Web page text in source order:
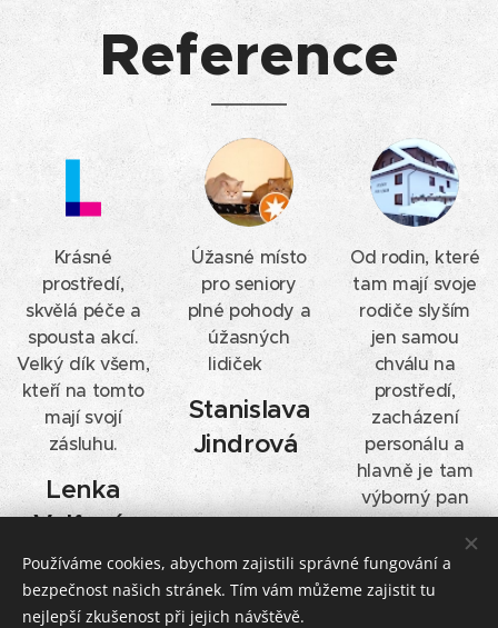
Reference
Krásné
prostředí,
skvělá péče a
spousta akcí.
Velký dík všem,
kteří na tomto
mají svojí
zásluhu.
Lenka
Volfová
Úžasné místo
pro seniory
plné pohody a
úžasných
lidiček 👍
Stanislava
Jindrová
Od rodin, které
tam mají svoje
rodiče slyším
jen samou
chválu na
prostředí,
zacházení
personálu a
hlavně je tam
výborný pan
ředitel.
Marie
Eliášová
Používáme cookies, abychom zajistili správné fungování a
bezpečnost našich stránek. Tím vám můžeme zajistit tu
nejlepší zkušenost při jejich návštěvě.